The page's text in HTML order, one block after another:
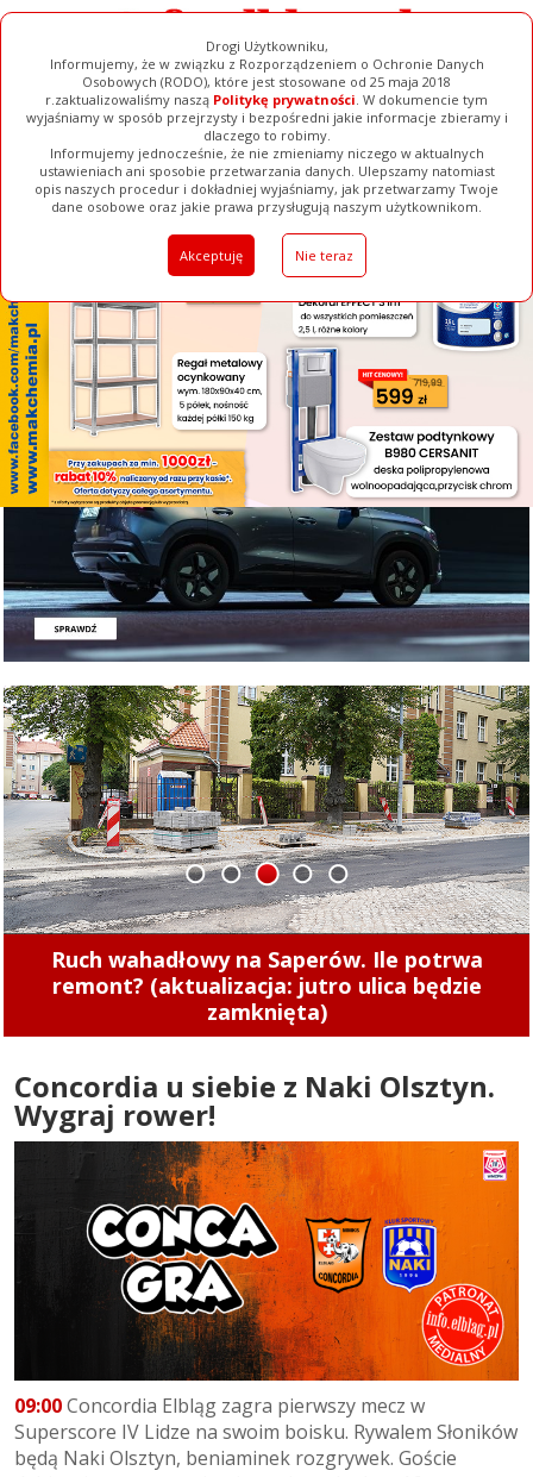
Drogi Użytkowniku,
Informujemy, że w związku z Rozporządzeniem o Ochronie Danych
Osobowych (RODO), które jest stosowane od 25 maja 2018
r.zaktualizowaliśmy naszą Politykę prywatności. W dokumencie tym
wyjaśniamy w sposób przejrzysty i bezpośredni jakie informacje zbieramy i
dlaczego to robimy.
Informujemy jednocześnie, że nie zmieniamy niczego w aktualnych
ustawieniach ani sposobie przetwarzania danych. Ulepszamy natomiast
opis naszych procedur i dokładniej wyjaśniamy, jak przetwarzamy Twoje
dane osobowe oraz jakie prawa przysługują naszym użytkownikom.
Akceptuję Nie teraz
[ ZAMKNIJ ]
Ogłoszenia Filmy Galerie Baza Firm Pełna Wersja
Zobacz, jak wygląda remont torowiska przy 1
Maja (zdjęcia)
1 2 3 4 5
Concordia u siebie z Naki Olsztyn.
Wygraj rower!
09:00Concordia Elbląg zagra pierwszy mecz w
Superscore IV Lidze na swoim boisku. Rywalem Słoników
będą Naki Olsztyn, beniaminek rozgrywek. Goście